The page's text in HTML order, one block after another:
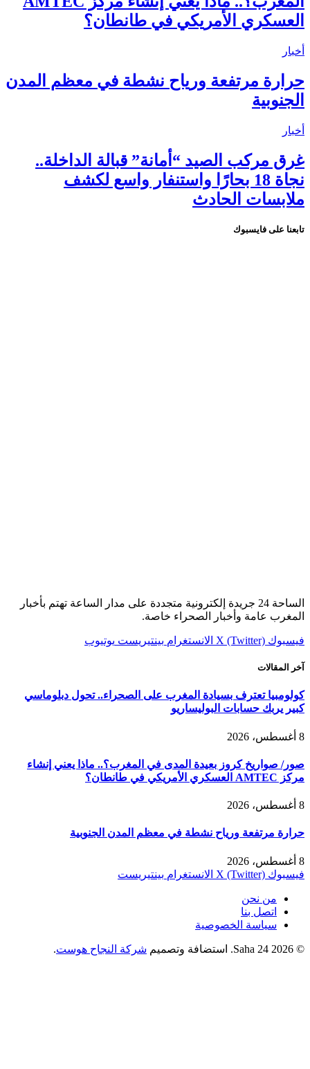
العسكري الأمريكي في طانطان؟
أخبار
حرارة مرتفعة ورياح نشطة في معظم المدن
الجنوبية
أخبار
غرق مركب الصيد “أمانة” قبالة الداخلة..
نجاة 18 بحارًا واستنفار واسع لكشف
ملابسات الحادث
تابعنا على فايسبوك
الساحة 24 جريدة إلكترونية متجددة على مدار الساعة تهتم بأخبار
المغرب عامة وأخبار الصحراء خاصة.
فيسبوك X (Twitter) الانستغرام بينتيريست يوتيوب
آخر المقالات
كولومبيا تعترف بسيادة المغرب على الصحراء.. تحول دبلوماسي
كبير يربك حسابات البوليساريو
8 أغسطس، 2026
صور/ صواريخ كروز بعيدة المدى في المغرب؟.. ماذا يعني إنشاء
مركز AMTEC العسكري الأمريكي في طانطان؟
8 أغسطس، 2026
حرارة مرتفعة ورياح نشطة في معظم المدن الجنوبية
8 أغسطس، 2026
فيسبوك X (Twitter) الانستغرام بينتيريست
من نحن
اتصل بنا
سياسة الخصوصية
© 2026 Saha 24. استضافة وتصميم شركة النجاح هوست.